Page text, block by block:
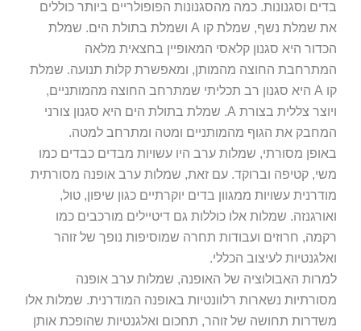
בדים וסגנונות. כמה מהסגנונות הפופולריים ביותר כוללים
את שמלת נשף, שמלת קו A ושמלת בתולת הים. שמלת
הכדור היא סגנון קלאסי המאופיין בחצאית מלאה
המתרחבת החוצה מהמותן, ומאפשרת קלות תנועה. שמלת
קו A היא סגנון רב תכליתי שמתרחב החוצה מהמותניים,
ויוצר צללית בצורת A. שמלת בתולת הים היא סגנון צורני
המחבק את הגוף מהמותניים ומטה ומתרחב למטה.
באופן מסורתי, שמלות ערב היו עשויות מבדים כבדים כמו
משי, קטיפה וברוקד. עם זאת, שמלות ערב אופנה מסורתית
מודרנית עשויות ממגוון בדים יוקרתיים כגון שיפון, טול,
ואורגנזה. שמלות אלו כוללות גם דיטיילים מורכבים כמו
רקמה, חרוזים ועבודות תחרה שמוסיפות נופך של זוהר
ואלגנטיות לעיצוב הכללי.
למרות האבולוציה של האופנה, שמלות ערב אופנה
מסורתיות נשארות רלוונטיות באופנה המודרנית. שמלות אלו
משדרות תחושה של זוהר, תחכום ואלגנטיות שהופכת אותן